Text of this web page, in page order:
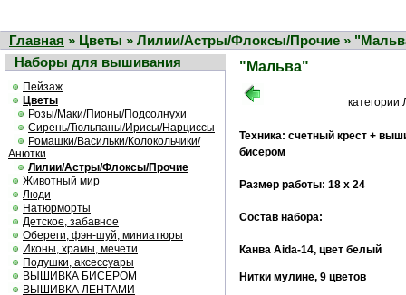
Главная » Цветы » Лилии/Астры/Флоксы/Прочие »
Наборы для вышивания
Пейзаж
Цветы
Розы/Маки/Пионы/Подсолнухи
Сирень/Тюльпаны/Ирисы/Нарциссы
Ромашки/Васильки/Колокольчики/
Анютки
Лилии/Астры/Флоксы/Прочие
Животный мир
Люди
Натюрморты
Детское, забавное
Обереги, фэн-шуй, миниатюры
Иконы, храмы, мечети
Подушки, аксессуары
ВЫШИВКА БИСЕРОМ
ВЫШИВКА ЛЕНТАМИ
"Мальва"
Техника: счетный крест +
бисером
Размер работы: 18 х 24
Состав набора:
Канва Aida-14, цвет белый
Нитки мулине, 9 цветов